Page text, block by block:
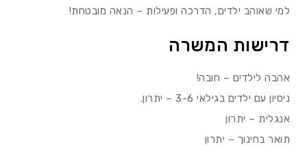
למי שאוהב ילדים, הדרכה ופעילות – הנאה מובטחת!
דרישות המשרה
אהבה לילדים – חובה!
ניסיון עם ילדים בגילאי 3-6 – יתרון.
אנגלית – יתרון
תואר בחינוך – יתרון